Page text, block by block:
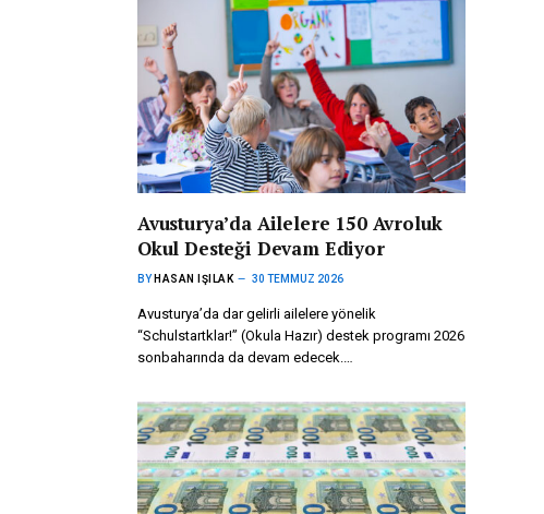
Avusturya’da Ailelere 150 Avroluk
Okul Desteği Devam Ediyor
BY HASAN IŞILAK 30 TEMMUZ 2026
Avusturya’da dar gelirli ailelere yönelik
“Schulstartklar!” (Okula Hazır) destek programı 2026
sonbaharında da devam edecek.…